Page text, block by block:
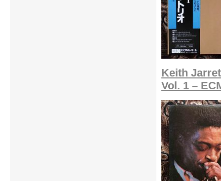
Keith
Vol. 1 –